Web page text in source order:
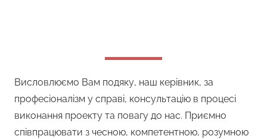
Висловлюємо Вам подяку, наш керівник, за
професіоналізм у справі, консультацію в процесі
виконання проекту та повагу до нас. Приємно
співпрацювати з чесною, компетентною, розумною